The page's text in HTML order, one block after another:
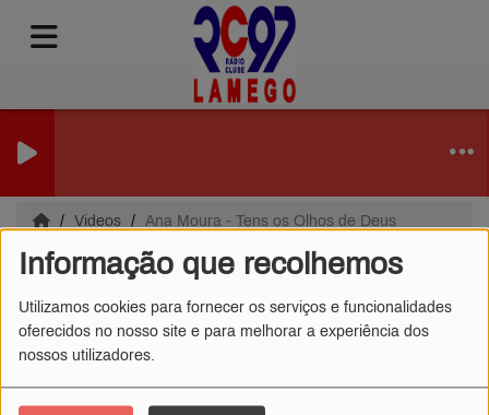
Informação que recolhemos
Utilizamos cookies para fornecer os serviços e funcionalidades
oferecidos no nosso site e para melhorar a experiência dos
nossos utilizadores.
Videos Ana Moura - Tens os Olhos de Deus
Ana Moura - Tens os
Olhos de Deus